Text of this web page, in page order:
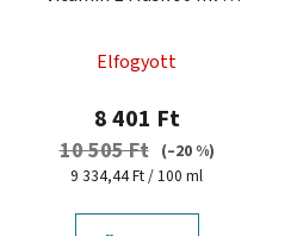
Elfogyott
8 401 Ft
10 505 Ft
(–20 %)
Egységár:
9 334,44 Ft / 100 ml